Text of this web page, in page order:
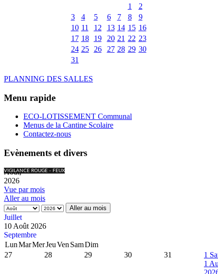
1
2
3
4 5 6 7 8
9
10 11 12 13 14 15 16
17 18 19 20 21 22 23
24 25 26 27 28 29 30
31
PLANNING DES SALLES
Menu rapide
ECO-LOTISSEMENT Communal
Menus de la Cantine Scolaire
Contactez-nous
Evènements et divers
VIGILANCE ROUGE - FEUX
Août,
2026
Vue par mois
Aller au mois
Aller au mois
Juillet
10 Août 2026
Septembre
LunMarMerJeuVen SamDim
27
28 29 30 31 1
1